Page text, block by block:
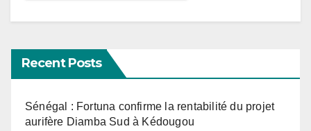
Recent Posts
Sénégal : Fortuna confirme la rentabilité du projet
aurifère Diamba Sud à Kédougou